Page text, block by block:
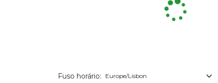
Fuso horário: